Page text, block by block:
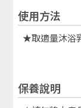
使用方法
★取適量沐浴
保養說明